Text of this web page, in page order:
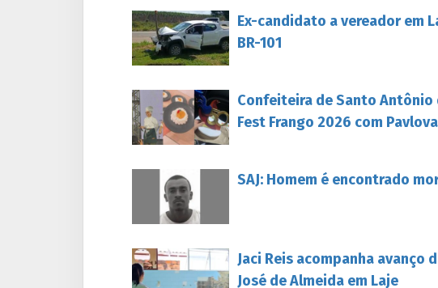
Ex-candidato a vereador em
BR-101
Confeiteira de Santo Antônio
Fest Frango 2026 com
SAJ: Homem é encontrado
Jaci Reis acompanha avanço
José de Almeida em Laje